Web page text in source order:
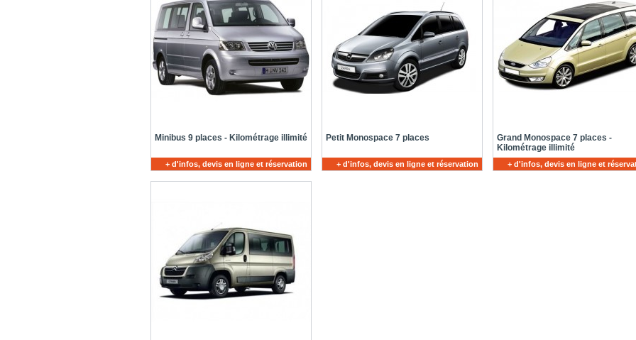
Minibus 9 places - Kilométrage illimité
+ d'infos, devis en ligne et réservation
Petit Monospace 7 places
+ d'infos, devis en ligne et réservation
Grand Monospace 7 places -
Kilométrage illimité
+ d'infos, devis en ligne et